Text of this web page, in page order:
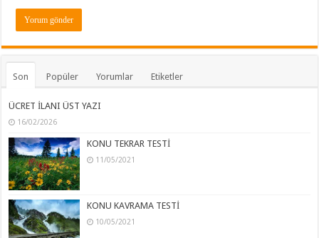
Son Popüler Yorumlar Etiketler
ÜCRET İLANI ÜST YAZI
16/02/2026
KONU TEKRAR TESTİ
11/05/2021
KONU KAVRAMA TESTİ
10/05/2021